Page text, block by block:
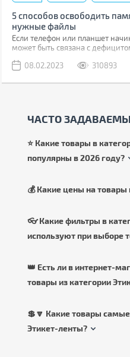
5 способов освободить
нужные файлы
Если телефон или планшет
может быть связана с
08.02.2023
310893
ЧАСТО
⭐ Какие товары в
популярны в 2026 году?
💰 Какие цены на товары
👓 Какие фильтры в
используют при выборе
👑 Есть ли в интернет-
товары из категории
💲🔽 Какие товары
Этикет-ленты?